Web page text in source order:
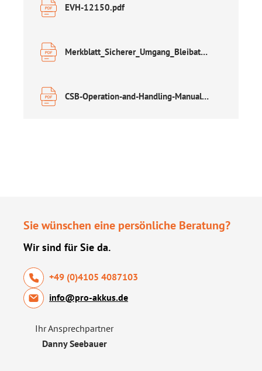
EVH-12150.pdf
Merkblatt_Sicherer_Umgang_Bleibatterien.pdf
CSB-Operation-and-Handling-Manual-122024.pdf
Sie wünschen eine persönliche Beratung?
Wir sind für Sie da.
+49 (0)4105 4087103
info@pro-akkus.de
Ihr Ansprechpartner
Danny Seebauer